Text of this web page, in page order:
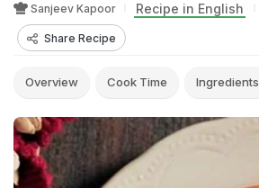
Sanjeev Kapoor Recipe in English
Share Recipe
Overview Cook Time Ingredients